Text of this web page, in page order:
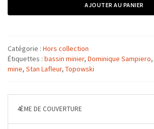
God
AJOUTER AU PANIER
Catégorie : Hors collection
Étiquettes : bassin minier, Dominique Sampiero,
mine, Stan Lafleur, Topowski
4ÈME DE COUVERTURE